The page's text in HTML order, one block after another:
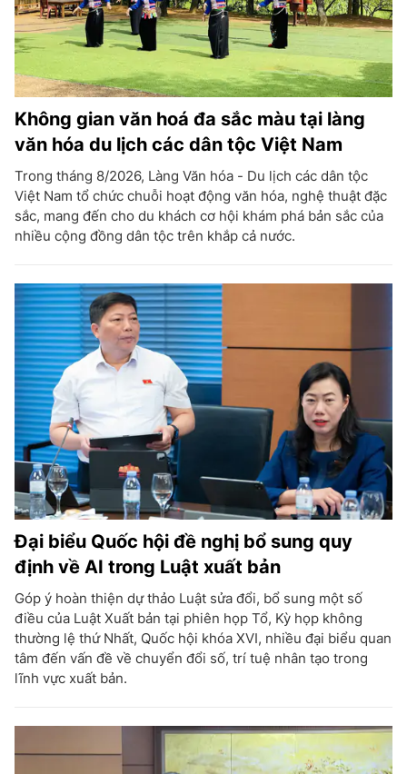
Không gian văn hoá đa sắc màu tại làng
văn hóa du lịch các dân tộc Việt Nam
Trong tháng 8/2026, Làng Văn hóa - Du lịch các dân tộc
Việt Nam tổ chức chuỗi hoạt động văn hóa, nghệ thuật đặc
sắc, mang đến cho du khách cơ hội khám phá bản sắc của
nhiều cộng đồng dân tộc trên khắp cả nước.
Đại biểu Quốc hội đề nghị bổ sung quy
định về AI trong Luật xuất bản
Góp ý hoàn thiện dự thảo Luật sửa đổi, bổ sung một số
điều của Luật Xuất bản tại phiên họp Tổ, Kỳ họp không
thường lệ thứ Nhất, Quốc hội khóa XVI, nhiều đại biểu quan
tâm đến vấn đề về chuyển đổi số, trí tuệ nhân tạo trong
lĩnh vực xuất bản.